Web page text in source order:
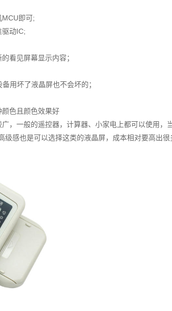
即可;
驱动IC;
看见屏幕显示内容；
用坏了液晶屏也不会坏的；
色且颜色效果好
，一般的遥控器，计算器、小家电上都可以使用，
感也是可以选择这类的液晶屏，成本相对要高出很